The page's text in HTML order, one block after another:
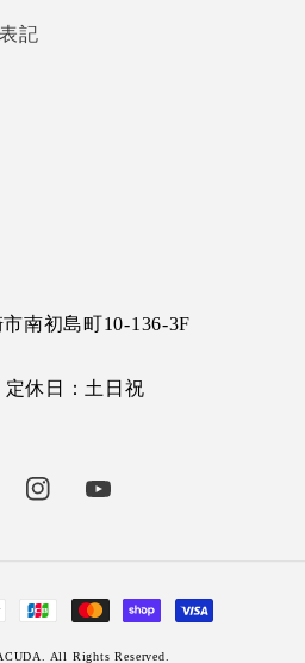
記
南初島町10-136-3F
定休日：土日祝
InstagramYouTube
. All Rights Reserved.